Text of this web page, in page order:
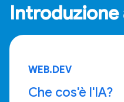
Introduzione
WEB.DEV
Che cos'è l'IA?